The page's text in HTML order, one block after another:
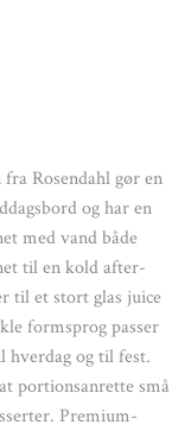
i opvaskemaskine.
Rosendahl gør en
og har en
med vand både
til en kold after-
til et stort glas juice
formsprog passer
hverdag og til fest.
portionsanrette små
Premium-